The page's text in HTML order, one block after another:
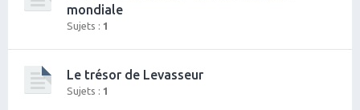
mondiale
Sujets : 1
Le trésor de Levasseur
Sujets : 1